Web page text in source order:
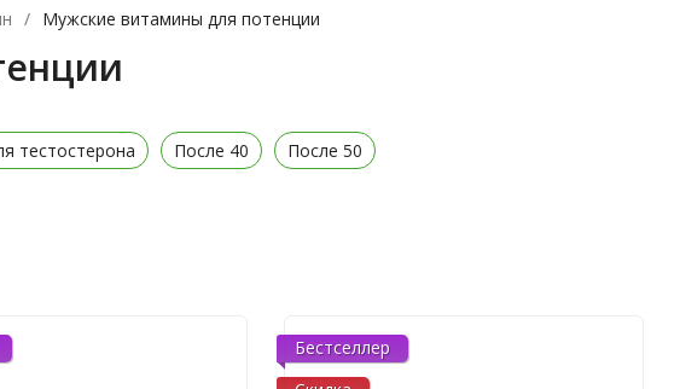
/ Мужские витамины для потенции
тестостерона После 40 После 50
Бестселлер